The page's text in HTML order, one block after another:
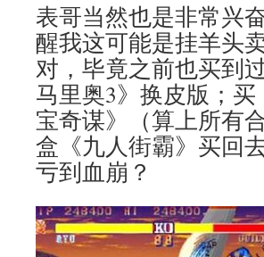
表哥当然也是非常兴
醒我这可能是挂羊头
对，毕竟之前也买到
马里奥3》换皮版；
宝奇谋》（算上所有
盒《九人街霸》买回
亏到血崩？